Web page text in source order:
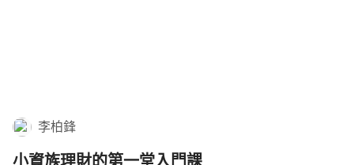
組合
直播
李柏鋒
小資族理財的第一堂入門課